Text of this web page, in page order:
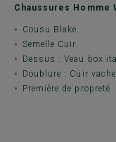
Chaussures Homme
Cousu Blake.
Semelle Cuir.
Dessus : Veau box
Doublure : Cuir
Première de propreté